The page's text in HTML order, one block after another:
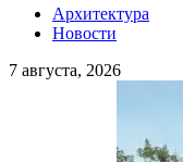
Архитектура
Новости
7 августа, 2026